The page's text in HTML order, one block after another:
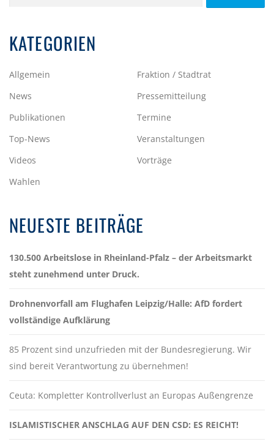
KATEGORIEN
Allgemein
Fraktion / Stadtrat
News
Pressemitteilung
Publikationen
Termine
Top-News
Veranstaltungen
Videos
Vorträge
Wahlen
NEUESTE BEITRÄGE
130.500 Arbeitslose in Rheinland-Pfalz – der Arbeitsmarkt
steht zunehmend unter Druck.
Drohnenvorfall am Flughafen Leipzig/Halle: AfD fordert
vollständige Aufklärung
85 Prozent sind unzufrieden mit der Bundesregierung. Wir
sind bereit Verantwortung zu übernehmen!
Ceuta: Kompletter Kontrollverlust an Europas Außengrenze
ISLAMISTISCHER ANSCHLAG AUF DEN CSD: ES REICHT!